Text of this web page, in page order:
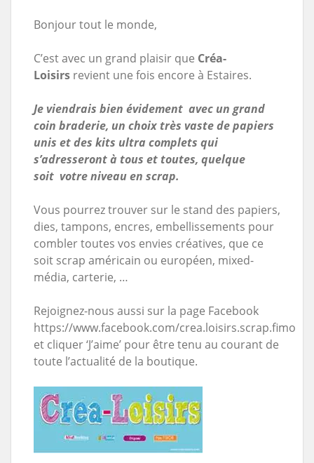
Bonjour tout le monde,
C’est avec un grand plaisir que Créa-
Loisirs revient une fois encore à Estaires.
Je viendrais bien évidement avec un grand
coin braderie, un choix très vaste de papiers
unis et des kits ultra complets qui
s’adresseront à tous et toutes, quelque
soit votre niveau en scrap.
Vous pourrez trouver sur le stand des papiers,
dies, tampons, encres, embellissements pour
combler toutes vos envies créatives, que ce
soit scrap américain ou européen, mixed-
média, carterie, …
Rejoignez-nous aussi sur la page Facebook
https://www.facebook.com/crea.loisirs.scrap.fimo
et cliquer ‘J’aime’ pour être tenu au courant de
toute l’actualité de la boutique.